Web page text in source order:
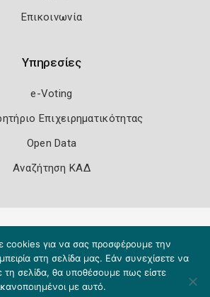
Επικοινωνία
Υπηρεσίες
e-Voting
Επιχειρηματικότητας
Open Data
Αναζήτηση ΚΑΔ
cookies για να σας προσφέρουμε την
στη σελίδα μας. Εάν συνεχίσετε να
τη σελίδα, θα υποθέσουμε πως είστε
με αυτό.
2026 Knowledge A.E.